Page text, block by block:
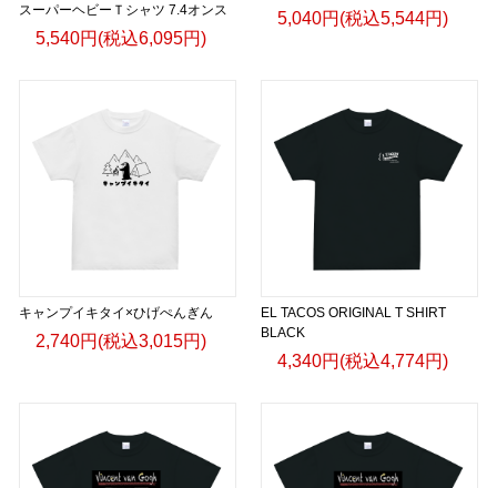
スーパーヘビーＴシャツ 7.4オンス
5,540円(税込6,095円)
5,040円(税込5,544円)
キャンプイキタイ×ひげぺんぎん
2,740円(税込3,015円)
EL TACOS ORIGINAL T SHIRT
BLACK
4,340円(税込4,774円)